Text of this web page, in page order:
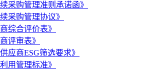
续采购管理准则承诺函》
续采购管理协议》
综合评价表》
评审表》
供应商ESG筛选要求》
用管理标准》